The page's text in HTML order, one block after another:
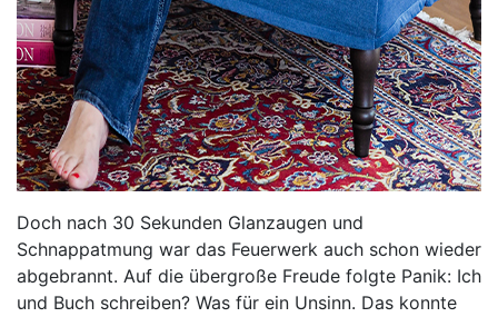
Doch nach 30 Sekunden Glanzaugen und
Schnappatmung war das Feuerwerk auch schon wieder
abgebrannt. Auf die übergroße Freude folgte Panik: Ich
und Buch schreiben? Was für ein Unsinn. Das konnte